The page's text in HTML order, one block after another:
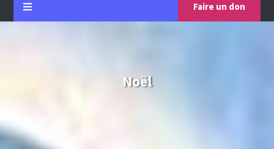
Faire un don
Noël